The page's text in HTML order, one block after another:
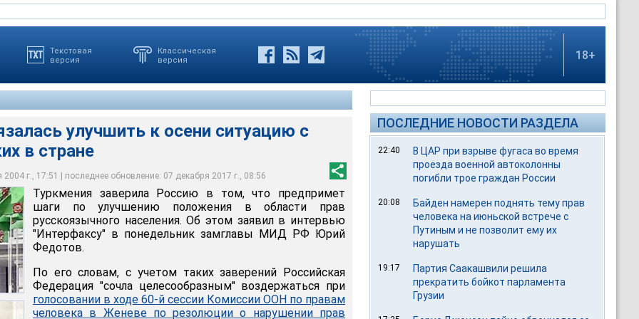
Текстовая
версия
Классическая
версия
18+
улучшить к осени ситуацию с
в стране
г., 17:51 | последнее обновление: 07 декабря 2017 г., 08:56
улучшить к осени ситуацию с правами русских в стране
Федотов
РФ, российская сторона продолжает считать действующим
а протокол о его прекращении - не имеющим обратной силы и
отношения в области гражданства, которые могут
нач
Туркмения заверила Россию в том, что предпримет
шаги по улучшению положения в области прав
русскоязычного населения. Об этом заявил в интервью
"Интерфаксу" в понедельник замглавы МИД РФ Юрий
Федотов.
По его словам, с учетом таких заверений Российская
Федерация "сочла целесообразным" воздержаться при
голосовании в ходе 60-й сессии Комиссии ООН по правам
человека в Женеве по резолюции о нарушении прав
ПОСЛЕДНИЕ НОВОСТИ РАЗДЕЛА
22:40
В ЦАР при взрыве фугаса во время
проезда военной автоколонны
погибли трое граждан России
20:08
Байден намерен поднять тему прав
человека на июньской встрече с
Путиным и не позволит ему их
нарушать
19:17
Партия Саакашвили решила
прекратить бойкот парламента
Грузии